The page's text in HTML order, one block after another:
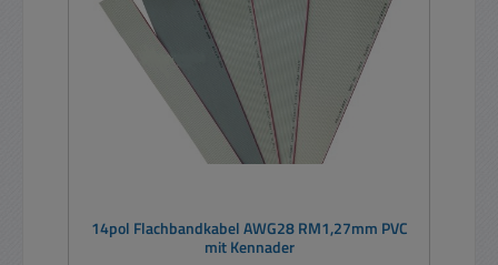
14pol Flachbandkabel AWG28 RM1,27mm PVC
mit Kennader